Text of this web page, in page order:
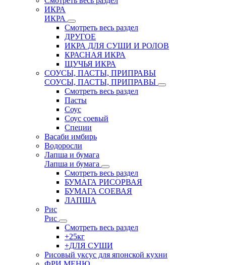
ИКРА
ИКРА
Смотреть весь раздел
ДРУГОЕ
ИКРА ДЛЯ СУШИ И РОЛОВ
КРАСНАЯ ИКРА
ЩУЧЬЯ ИКРА
СОУСЫ, ПАСТЫ, ПРИПРАВЫ
СОУСЫ, ПАСТЫ, ПРИПРАВЫ
Смотреть весь раздел
Пасты
Соус
Соус соевый
Специи
Васаби имбирь
Водоросли
Лапша и бумага
Лапша и бумага
Смотреть весь раздел
БУМАГА РИСОРВАЯ
БУМАГА СОЕВАЯ
ЛАПША
Рис
Рис
Смотреть весь раздел
+25кг
+ДЛЯ СУШИ
Рисовый уксус для японской кухни